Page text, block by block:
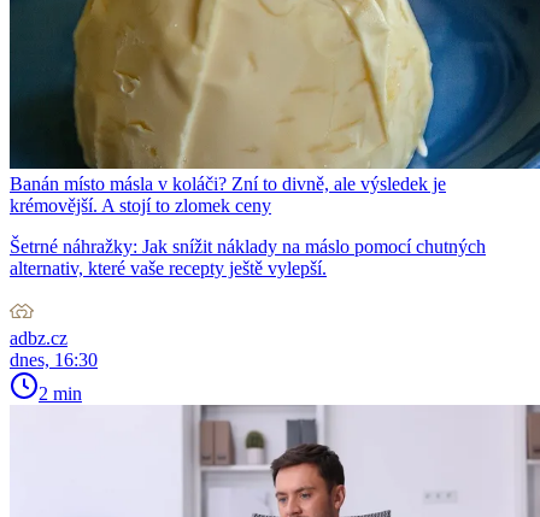
Banán místo másla v koláči? Zní to divně, ale výsledek je
krémovější. A stojí to zlomek ceny
Šetrné náhražky: Jak snížit náklady na máslo pomocí chutných
alternativ, které vaše recepty ještě vylepší.
adbz.cz
dnes, 16:30
2 min